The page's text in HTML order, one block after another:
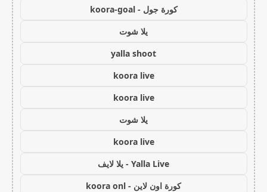
كورة جول - koora-goal
يلا شوت
yalla shoot
koora live
koora live
يلا شوت
koora live
Yalla Live - يلا لايف
كورة اون لاين - koora onl